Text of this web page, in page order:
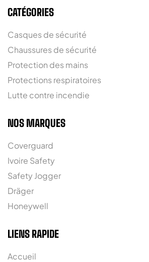
CATÉGORIES
Casques de sécurité
Chaussures de sécurité
Protection des mains
Protections respiratoires
Lutte contre incendie
NOS MARQUES
Coverguard
Ivoire Safety
Safety Jogger
Dräger
Honeywell
LIENS RAPIDE
Accueil